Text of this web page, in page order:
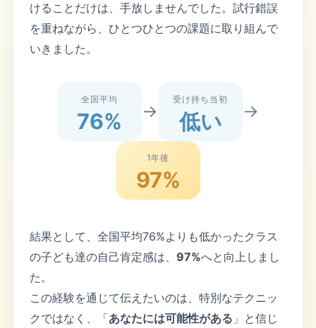
けることだけは、手放しませんでした。試行錯誤
を重ねながら、ひとつひとつの課題に取り組んで
いきました。
全国平均
76% →
受け持ち当初
低い →
1年後
97%
結果として、全国平均76%よりも低かったクラス
の子ども達の自己肯定感は、 97%へと向上しまし
た。
この経験を通じて伝えたいのは、特別なテクニッ
クではなく、「あなたには可能性がある 」と信じ